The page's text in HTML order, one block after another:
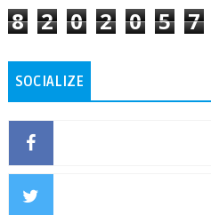
8 2 0 2 0 5 7
SOCIALIZE